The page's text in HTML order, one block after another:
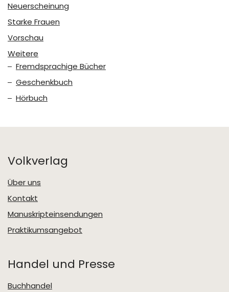
Neuerscheinung
Starke Frauen
Vorschau
Weitere
Fremdsprachige Bücher
Geschenkbuch
Hörbuch
Volkverlag
Über uns
Kontakt
Manuskripteinsendungen
Praktikumsangebot
Handel und Presse
Buchhandel